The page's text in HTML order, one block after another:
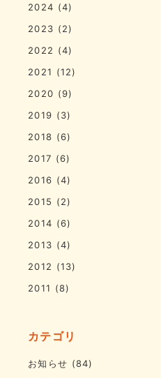
2024 (4)
2023 (2)
2022 (4)
2021 (12)
2020 (9)
2019 (3)
2018 (6)
2017 (6)
2016 (4)
2015 (2)
2014 (6)
2013 (4)
2012 (13)
2011 (8)
カテゴリ
お知らせ (84)